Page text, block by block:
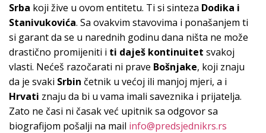
Srba koji žive u ovom entitetu. Ti si sinteza Dodika i
Stanivukovića. Sa ovakvim stavovima i ponašanjem ti
si garant da se u narednih godinu dana ništa ne može
drastično promijeniti i ti daješ kontinuitet svakoj
vlasti. Nećeš razočarati ni prave Bošnjake, koji znaju
da je svaki Srbin četnik u većoj ili manjoj mjeri, a i
Hrvati znaju da bi u vama imali saveznika i prijatelja.
Zato ne časi ni časak već upitnik sa odgovor sa
biografijom pošalji na mail info@predsjednikrs.rs